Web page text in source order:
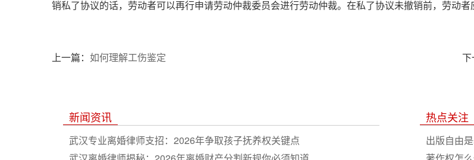
销私了协议的话，劳动者可以再行申请劳动仲裁委员会进行劳动仲裁。在私了协议未撤销前，劳动者
上一篇： 如何理解工伤鉴定 下
新闻资讯
武汉专业离婚律师支招：2026年争取孩子抚养权关键点
热点关注
出版自由